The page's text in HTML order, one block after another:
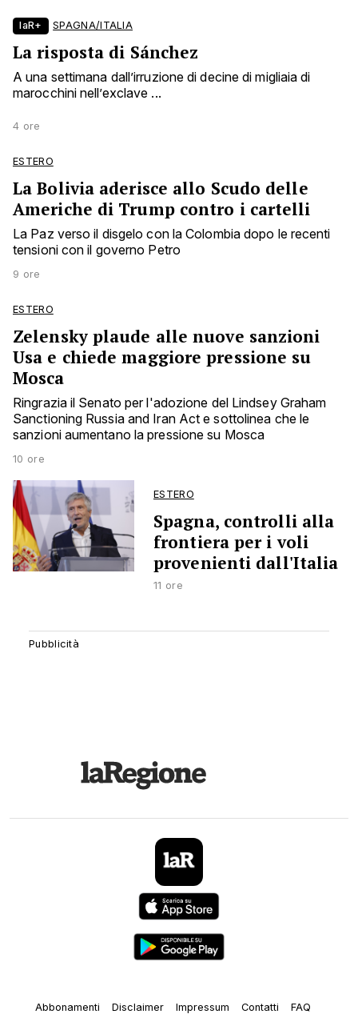
laR+ SPAGNA/ITALIA
La risposta di Sánchez
A una settimana dall’irruzione di decine di migliaia di
marocchini nell’exclave ...
4 ore
ESTERO
La Bolivia aderisce allo Scudo delle
Americhe di Trump contro i cartelli
La Paz verso il disgelo con la Colombia dopo le recenti
tensioni con il governo Petro
9 ore
ESTERO
Zelensky plaude alle nuove sanzioni
Usa e chiede maggiore pressione su
Mosca
Ringrazia il Senato per l'adozione del Lindsey Graham
Sanctioning Russia and Iran Act e sottolinea che le
sanzioni aumentano la pressione su Mosca
10 ore
ESTERO
Spagna, controlli alla
frontiera per i voli
provenienti dall'Italia
11 ore
Abbonamenti Disclaimer Impressum Contatti
FAQ